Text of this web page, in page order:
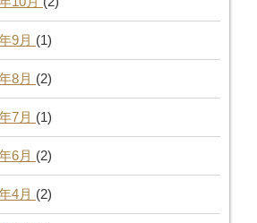
9月 (1)
8月 (2)
7月 (1)
6月 (2)
4月 (2)